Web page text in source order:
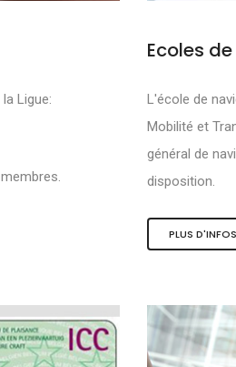
Ligue:
Ecoles
L'école de
Mobilité et
général de
disposition.
PLUS D'INFOS